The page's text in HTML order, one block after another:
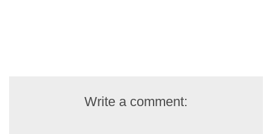
Write a comment: